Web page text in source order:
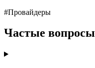
#Провайдеры
Частые вопросы